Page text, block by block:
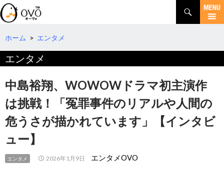
検
索
コ
テ
へ
動
ホーム > エンタメ
エンタメ
中島裕翔、WOWOWドラマ初主演作
は挑戦！「冤罪事件のリアルや人間の
危うさが描かれています」【インタビ
ュー】
エンタメ 2026年1月9日 エンタメOVO